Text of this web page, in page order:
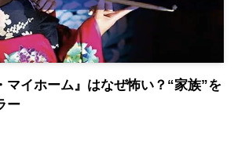
マイホーム』はなぜ怖い？“家族”を
ー